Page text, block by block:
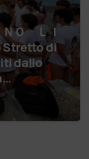
ＮＯ ＬＩ